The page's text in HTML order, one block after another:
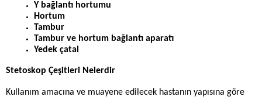
Y bağlantı hortumu
Hortum
Tambur
Tambur ve hortum bağlantı aparatı
Yedek çatal
Stetoskop Çeşitleri Nelerdir
Kullanım amacına ve muayene edilecek hastanın yapısına göre